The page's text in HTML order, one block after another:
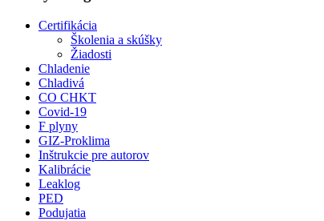
Certifikácia
Školenia a skúšky
Žiadosti
Chladenie
Chladivá
CO CHKT
Covid-19
F plyny
GIZ-Proklima
Inštrukcie pre autorov
Kalibrácie
Leaklog
PED
Podujatia